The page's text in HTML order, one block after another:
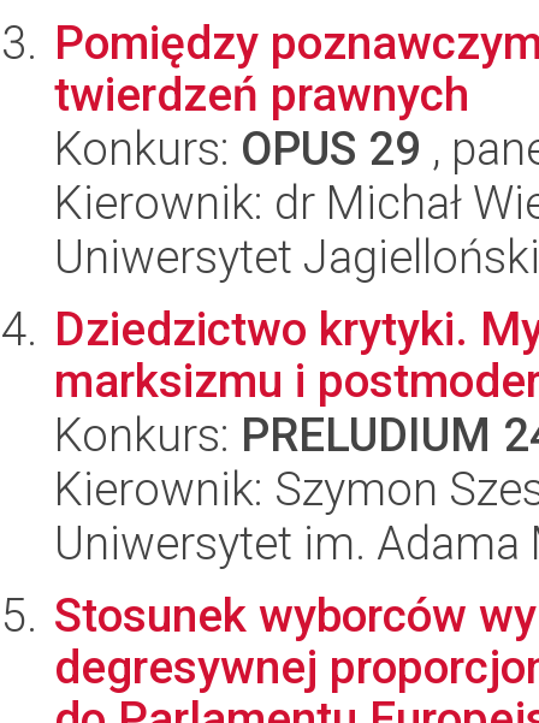
Pomiędzy
twierdzeń prawnych
Konkurs: OPUS 29 ,
Kierownik: dr Michał
Uniwersytet Jagielloński
Dziedzictwo krytyki.
marksizmu i
Konkurs: PRELUDIUM
Kierownik: Szymon
Uniwersytet im.
Stosunek wyborców
degresywnej